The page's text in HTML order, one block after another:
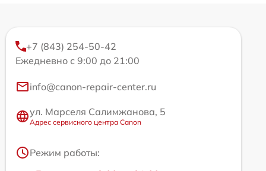
+7 (843) 254-50-42
Ежедневно с 9:00 до 21:00
info@canon-repair-center.ru
ул. Марселя Салимжанова, 5
Адрес сервисного центра Canon
Режим работы: